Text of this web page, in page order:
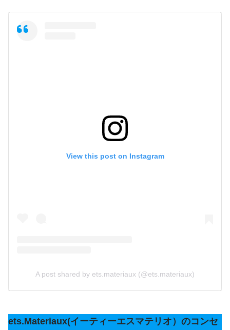
View this post on Instagram
A post shared by ets.materiaux (@ets.materiaux)
ets.Materiaux(イーティーエスマテリオ）のコンセ